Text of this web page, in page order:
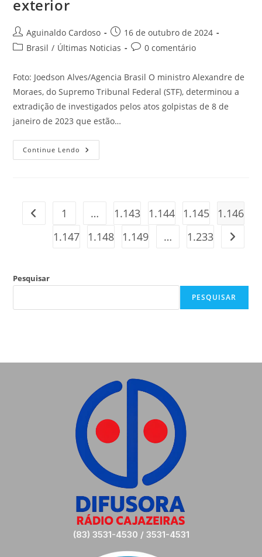
exterior
Aguinaldo Cardoso
16 de outubro de 2024
Brasil / Últimas Noticias 0 comentário
Foto: Joedson Alves/Agencia Brasil O ministro Alexandre de
Moraes, do Supremo Tribunal Federal (STF), determinou a
extradição de investigados pelos atos golpistas de 8 de
janeiro de 2023 que estão…
Continue Lendo
1 … 1.143 1.144 1.145
1.146
1.147
1.148 1.149 … 1.233
Pesquisar
PESQUISAR
(83) 3531-4530 / 3531-4531